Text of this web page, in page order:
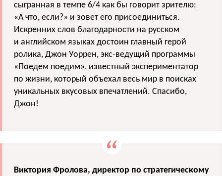
сыгранная в темпе 6/4 как бы говорит зрителю:
«А что, если?» и зовет его присоединиться.
Искренних слов благодарности на русском
и английском языках достоин главный герой
ролика, Джон Уоррен, экс-ведущий программы
«Поедем поедим», известный экспериментатор
по жизни, который объехал весь мир в поисках
уникальных вкусовых впечатлений. Спасибо,
Джон!
Виктория Фролова, директор по стратегическому